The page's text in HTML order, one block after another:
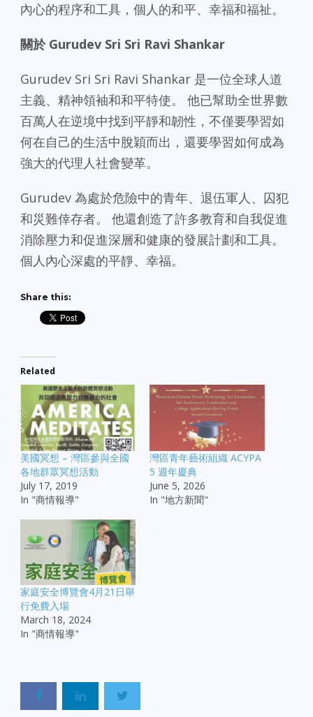
內心的程序和工具，個人的和平、幸福和福祉。
關於 Gurudev Sri Sri Ravi Shankar
Gurudev Sri Sri Ravi Shankar 是一位全球人道
主義、精神領袖和和平特使。 他已幫助全世界數
百萬人在逆境中找到平靜和韌性，不僅要學習如
何在自己的生活中脫穎而出，還要學習如何成為
強大的代理人社會變革。
Gurudev 為處於危險中的青年、退伍軍人、囚犯
和災難倖存者。 他還創造了許多教育和自我促進
消除壓力和促進深層和健康的發展計劃和工具。
個人內心深處的平靜、幸福。
Share this:
Related
美國冥想 – 灣區參與全國
各地群眾冥想活動
July 17, 2019
In "商情報導"
灣區青年藝術組織 ACYPA
5 週年慶典
June 5, 2026
In "地方新聞"
家庭安全博覽會4月21日舉
行免費入場
March 18, 2024
In "商情報導"